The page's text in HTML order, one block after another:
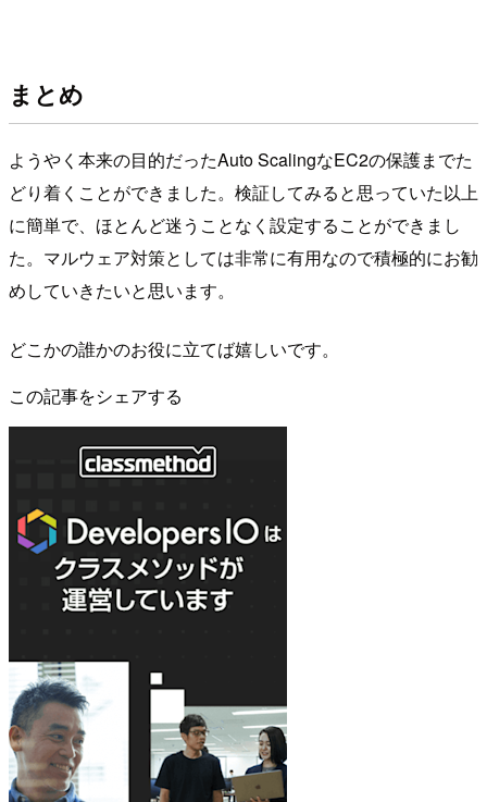
まとめ
ようやく本来の目的だったAuto ScalingなEC2の保護までた
どり着くことができました。検証してみると思っていた以上
に簡単で、ほとんど迷うことなく設定することができまし
た。マルウェア対策としては非常に有用なので積極的にお勧
めしていきたいと思います。
どこかの誰かのお役に立てば嬉しいです。
この記事をシェアする